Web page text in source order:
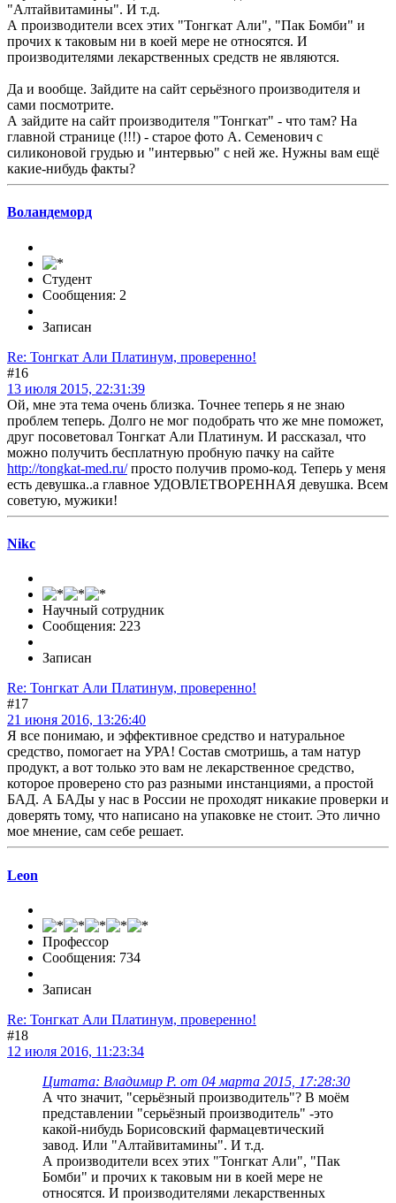
"Алтайвитамины". И т.д.
А производители всех этих "Тонгкат Али", "Пак Бомби" и
прочих к таковым ни в коей мере не относятся. И
производителями лекарственных средств не являются.
Да и вообще. Зайдите на сайт серьёзного производителя и
сами посмотрите.
А зайдите на сайт производителя "Тонгкат" - что там? На
главной странице (!!!) - старое фото А. Семенович с
силиконовой грудью и "интервью" с ней же. Нужны вам ещё
какие-нибудь факты?
Воландеморд
Студент
Сообщения: 2
Записан
Re: Тонгкат Али Платинум, проверенно!
#16
13 июля 2015, 22:31:39
Ой, мне эта тема очень близка. Точнее теперь я не знаю
проблем теперь. Долго не мог подобрать что же мне поможет,
друг посоветовал Тонгкат Али Платинум. И рассказал, что
можно получить бесплатную пробную пачку на сайте
http://tongkat-med.ru/просто получив промо-код. Теперь у меня
есть девушка..а главное УДОВЛЕТВОРЕННАЯ девушка. Всем
советую, мужики!
Nikc
Научный сотрудник
Сообщения: 223
Записан
Re: Тонгкат Али Платинум, проверенно!
#17
21 июня 2016, 13:26:40
Я все понимаю, и эффективное средство и натуральное
средство, помогает на УРА! Состав смотришь, а там натур
продукт, а вот только это вам не лекарственное средство,
которое проверено сто раз разными инстанциями, а простой
БАД. А БАДы у нас в России не проходят никакие проверки и
доверять тому, что написано на упаковке не стоит. Это лично
мое мнение, сам себе решает.
Leon
Профессор
Сообщения: 734
Записан
Re: Тонгкат Али Платинум, проверенно!
#18
12 июля 2016, 11:23:34
Цитата: Владимир Р. от 04 марта 2015, 17:28:30
А что значит, "серьёзный производитель"? В моём
представлении "серьёзный производитель" -это
какой-нибудь Борисовский фармацевтический
завод. Или "Алтайвитамины". И т.д.
А производители всех этих "Тонгкат Али", "Пак
Бомби" и прочих к таковым ни в коей мере не
относятся. И производителями лекарственных